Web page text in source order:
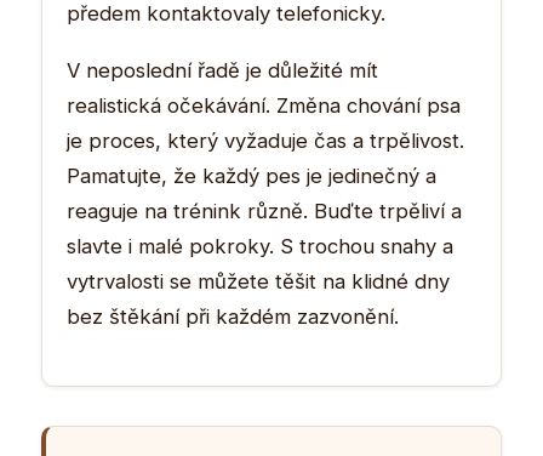
předem kontaktovaly telefonicky.
V neposlední řadě je důležité mít
realistická očekávání. Změna chování psa
je proces, který vyžaduje čas a trpělivost.
Pamatujte, že každý pes je jedinečný a
reaguje na trénink různě. Buďte trpěliví a
slavte i malé pokroky. S trochou snahy a
vytrvalosti se můžete těšit na klidné dny
bez štěkání při každém zazvonění.